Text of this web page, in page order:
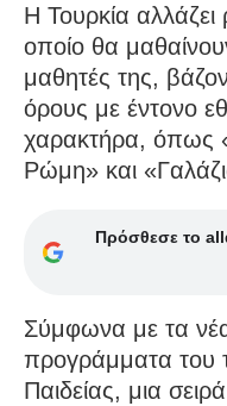
Η Τουρκία αλλάζει
οποίο θα
μαθητές της,
όρους με έντονο
χαρακτήρα, όπως
Ρώμη» και
Πρόσθεσε το
Σύμφωνα με τα νέα
προγράμματα του
Παιδείας, μια